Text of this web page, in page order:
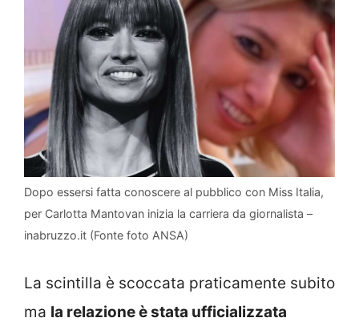
Dopo essersi fatta conoscere al pubblico con Miss Italia,
per Carlotta Mantovan inizia la carriera da giornalista –
inabruzzo.it (Fonte foto ANSA)
La scintilla è scoccata praticamente subito
ma la relazione è stata ufficializzata